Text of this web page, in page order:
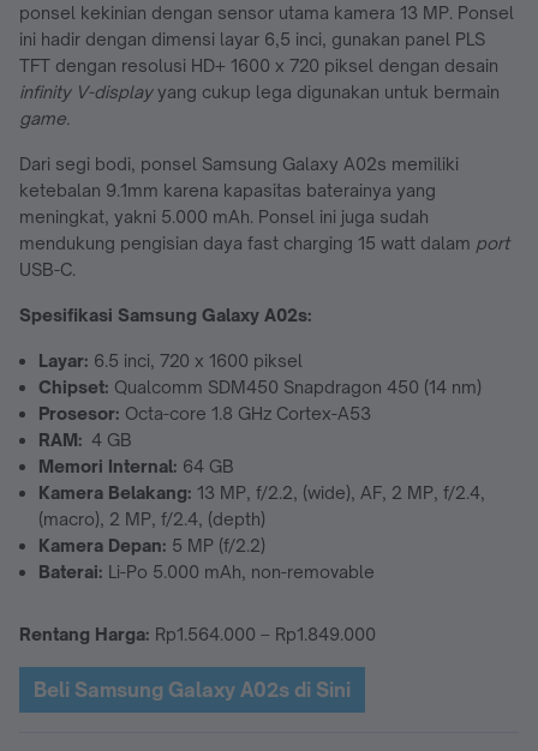
ponsel kekinian dengan sensor utama kamera 13 MP. Ponsel
ini hadir dengan dimensi layar 6,5 inci, gunakan panel PLS
TFT dengan resolusi HD+ 1600 x 720 piksel dengan desain
infinity V-displayyang cukup lega digunakan untuk bermain
game.
Dari segi bodi, ponsel Samsung Galaxy A02s memiliki
ketebalan 9.1mm karena kapasitas baterainya yang
meningkat, yakni 5.000 mAh. Ponsel ini juga sudah
mendukung pengisian daya fast charging 15 watt dalam port
USB-C.
Spesifikasi Samsung Galaxy A02s:
Layar: 6.5 inci, 720 x 1600 piksel
Chipset: Qualcomm SDM450 Snapdragon 450 (14 nm)
Prosesor: Octa-core 1.8 GHz Cortex-A53
RAM: 4 GB
Memori Internal: 64 GB
Kamera Belakang: 13 MP, f/2.2, (wide), AF, 2 MP, f/2.4,
(macro), 2 MP, f/2.4, (depth)
Kamera Depan: 5 MP (f/2.2)
Baterai: Li-Po 5.000 mAh, non-removable
Rentang Harga: Rp1.564.000 – Rp1.849.000
Beli Samsung Galaxy A02s di Sini